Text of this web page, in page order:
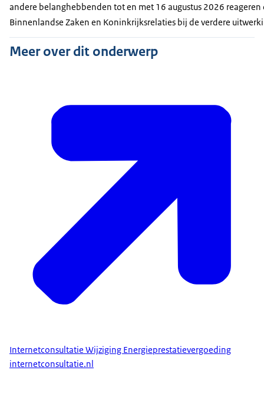
andere belanghebbenden tot en met 16 augustus 2026
Binnenlandse Zaken en Koninkrijksrelaties bij de verdere
Meer over dit onderwerp
Internetconsultatie Wijziging Energieprestatievergoeding
internetconsultatie.nl